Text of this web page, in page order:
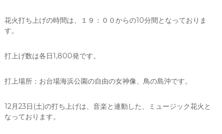
花火打ち上げの時間は、１９：００からの10分間となっておりま
す。
打上げ数は各日1,800発です。
打上場所：お台場海浜公園の自由の女神像、鳥の島沖です。
12月23日(土)の打ち上げは、音楽と連動した、ミュージック花火と
なっております。